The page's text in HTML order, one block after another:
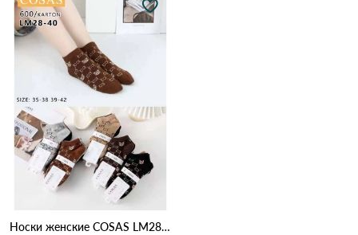
Носки женские COSAS LM28-40 Різні кольори